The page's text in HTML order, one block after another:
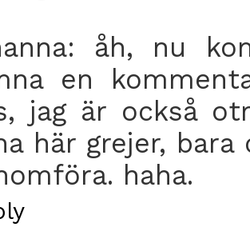
åh, nu
en
jag är också
här grejer,
haha.